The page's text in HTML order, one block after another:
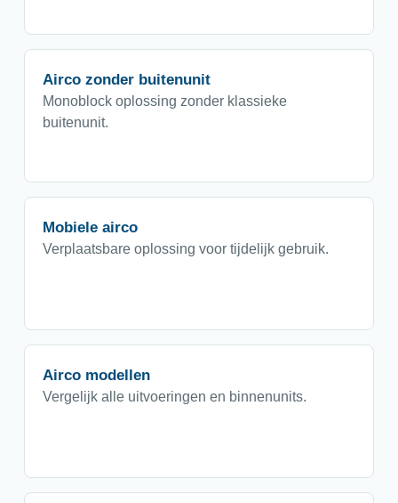
Airco zonder buitenunit
Monoblock oplossing zonder klassieke
buitenunit.
Mobiele airco
Verplaatsbare oplossing voor tijdelijk gebruik.
Airco modellen
Vergelijk alle uitvoeringen en binnenunits.